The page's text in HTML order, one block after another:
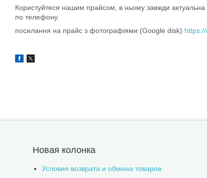
Користуйтеся нашим прайсом, в ньому завжди актуальна
по телефону.
посилання на прайс з фотографіями (Google disk)
Новая колонка
Условия возврата и обмена товаров